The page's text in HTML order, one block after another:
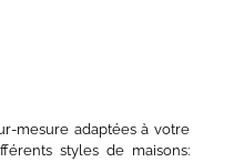
mesure adaptées à votre
styles de maisons: